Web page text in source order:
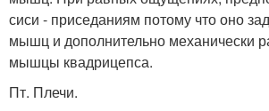
сиси - приседаниям потому что оно
мышц и дополнительно механически
мышцы квадрицепса.
Пт. Плечи.